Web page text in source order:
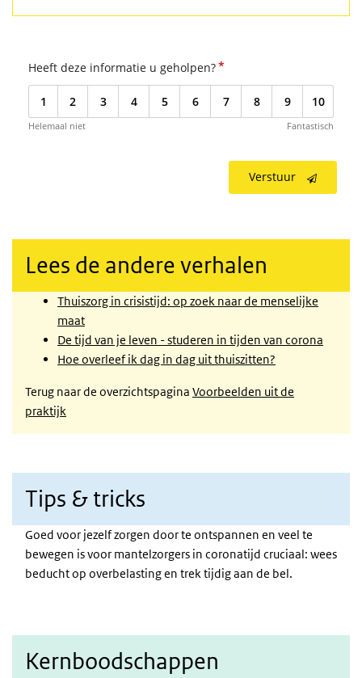
Heeft deze informatie u geholpen?*
1 2 3 4 5 6 7 8 9 10
Helemaal niet Fantastisch
Verstuur
Lees de andere verhalen
Thuiszorg in crisistijd: op zoek naar de menselijke
maat
De tijd van je leven - studeren in tijden van corona
Hoe overleef ik dag in dag uit thuiszitten?
Terug naar de overzichtspagina Voorbeelden uit de
praktijk
Tips & tricks
Goed voor jezelf zorgen door te ontspannen en veel te
bewegen is voor mantelzorgers in coronatijd cruciaal: wees
beducht op overbelasting en trek tijdig aan de bel.
Kernboodschappen